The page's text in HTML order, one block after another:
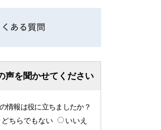
声を聞かせてください
情報は役に立ちましたか？
どちらでもない いいえ